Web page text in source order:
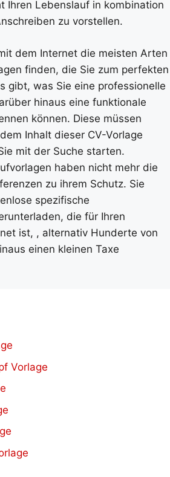
Ihren Lebenslauf in kombination
zu vorstellen.
dem Internet die meisten Arten
finden, die Sie zum perfekten
gibt, was Sie eine professionelle
hinaus eine funktionale
können. Diese müssen
Inhalt dieser CV-Vorlage
mit der Suche starten.
haben nicht mehr die
zu ihrem Schutz. Sie
spezifische
die für Ihren
ist, , alternativ Hunderte von
einen kleinen Taxe
Vorlage